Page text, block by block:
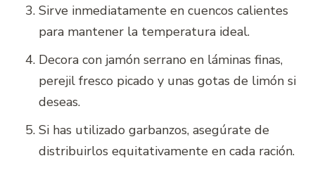
Sirve inmediatamente en cuencos calientes
para mantener la temperatura ideal.
Decora con jamón serrano en láminas finas,
perejil fresco picado y unas gotas de limón si
deseas.
Si has utilizado garbanzos, asegúrate de
distribuirlos equitativamente en cada ración.